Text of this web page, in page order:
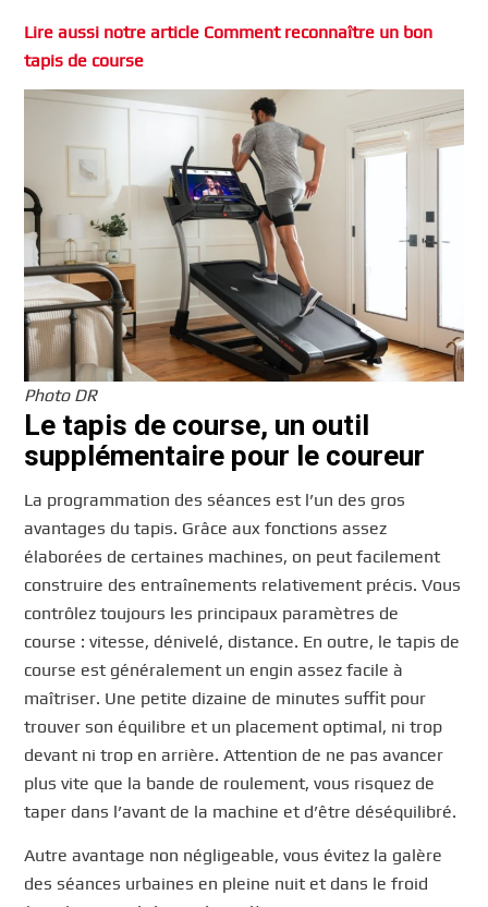
Lire aussi notre article Comment reconnaître un bon
tapis de course
Photo DR
Le tapis de course, un outil
supplémentaire pour le coureur
La programmation des séances est l’un des gros
avantages du tapis. Grâce aux fonctions assez
élaborées de certaines machines, on peut facilement
construire des entraînements relativement précis. Vous
contrôlez toujours les principaux paramètres de
course : vitesse, dénivelé, distance. En outre, le tapis de
course est généralement un engin assez facile à
maîtriser. Une petite dizaine de minutes suffit pour
trouver son équilibre et un placement optimal, ni trop
devant ni trop en arrière. Attention de ne pas avancer
plus vite que la bande de roulement, vous risquez de
taper dans l’avant de la machine et d’être déséquilibré.
Autre avantage non négligeable, vous évitez la galère
des séances urbaines en pleine nuit et dans le froid